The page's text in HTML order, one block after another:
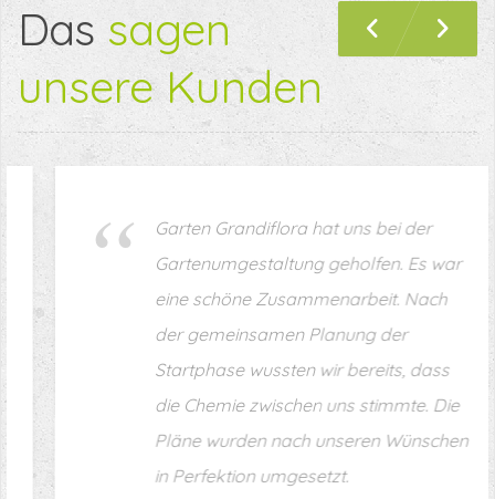
Previous
Das sagen
unsere Kunden
Garten Grandiflora hat uns bei der
Gartenumgestaltung geholfen. Es war
eine schöne Zusammenarbeit. Nach
der gemeinsamen Planung der
Startphase wussten wir bereits, dass
die Chemie zwischen uns stimmte. Die
Pläne wurden nach unseren Wünschen
in Perfektion umgesetzt.